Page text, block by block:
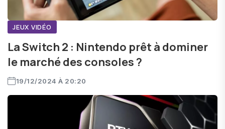
JEUX VIDÉO
La Switch 2 : Nintendo prêt à dominer
le marché des consoles ?
19/12/2024 À 20:20